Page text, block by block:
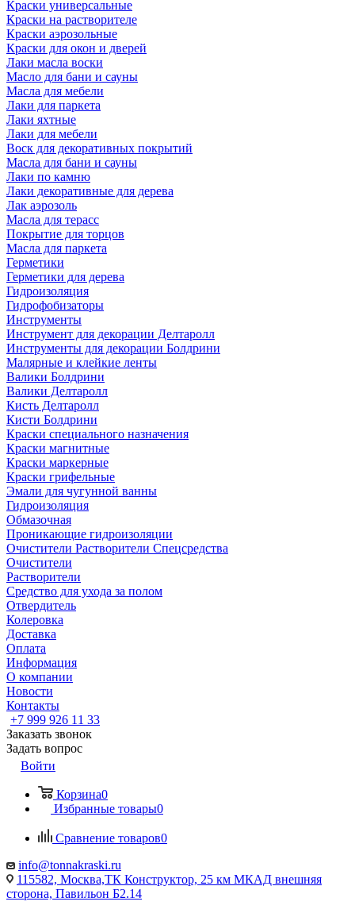
Краски универсальные
Краски на растворителе
Краски аэрозольные
Краски для окон и дверей
Лаки масла воски
Масло для бани и сауны
Масла для мебели
Лаки для паркета
Лаки яхтные
Лаки для мебели
Воск для декоративных покрытий
Масла для бани и сауны
Лаки по камню
Лаки декоративные для дерева
Лак аэрозоль
Масла для терасс
Покрытие для торцов
Масла для паркета
Герметики
Герметики для дерева
Гидроизоляция
Гидрофобизаторы
Инструменты
Инструмент для декорации Делтаролл
Инструменты для декорации Болдрини
Малярные и клейкие ленты
Валики Болдрини
Валики Делтаролл
Кисть Делтаролл
Кисти Болдрини
Краски специального назначения
Краски магнитные
Краски маркерные
Краски грифельные
Эмали для чугунной ванны
Гидроизоляция
Обмазочная
Проникающие гидроизоляции
Очистители Растворители Спецсредства
Очистители
Растворители
Средство для ухода за полом
Отвердитель
Колеровка
Доставка
Оплата
Информация
О компании
Новости
Контакты
+7 999 926 11 33
Заказать звонок
Задать вопрос
Войти
Корзина0
Избранные товары0
Сравнение товаров0
info@tonnakraski.ru
115582, Москва,ТК Конструктор, 25 км МКАД внешняя
сторона, Павильон Б2.14